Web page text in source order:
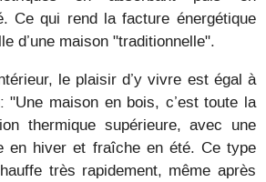
Ce qui rend la facture énergétique
d’une maison "traditionnelle".
le plaisir d’y vivre est égal à
"Une maison en bois, c’est toute la
thermique supérieure, avec une
en hiver et fraîche en été. Ce type
très rapidement, même après